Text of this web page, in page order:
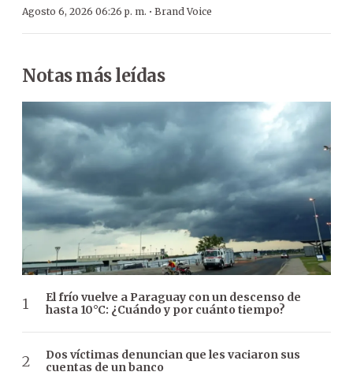
Agosto 6, 2026 06:26 p. m. · Brand Voice
Notas más leídas
El frío vuelve a Paraguay con un descenso de
hasta 10°C: ¿Cuándo y por cuánto tiempo?
Dos víctimas denuncian que les vaciaron sus
cuentas de un banco